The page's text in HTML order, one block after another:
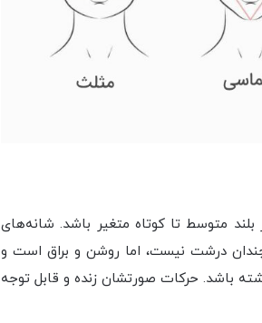
بلند متوسط تا کوتاه متغیر باشد. شانه‌های
درشت نیست، اما روشن و براق است و
باشد. حرکات صورتشان زنده و قابل توجه